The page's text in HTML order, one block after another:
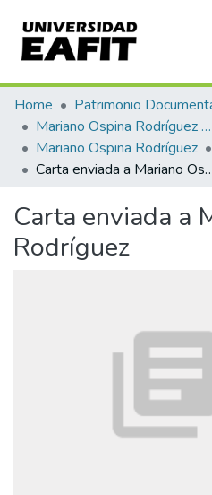
Communities & Collections
All of DSpace
Statistics
Home Patrimonio
Mariano Ospina Rodríguez (1826 -1912)
Mariano Ospina Rodríguez
Carta enviada a
Carta enviada a
Rodríguez